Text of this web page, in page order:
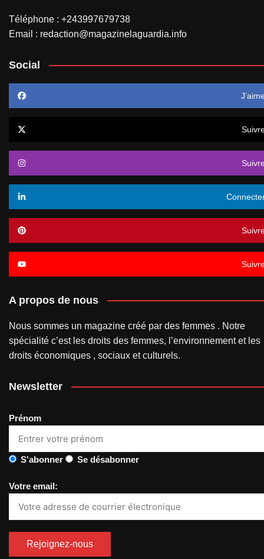
Téléphone : +243997679738
Email : redaction@magazinelaguardia.info
Social
A propos de nous
Nous sommes un magazine créé par des femmes . Notre
spécialité c’est les droits des femmes, l’environnement et les
droits économiques , sociaux et culturels.
Newsletter
Prénom
S'abonner Se désabonner
Votre email: